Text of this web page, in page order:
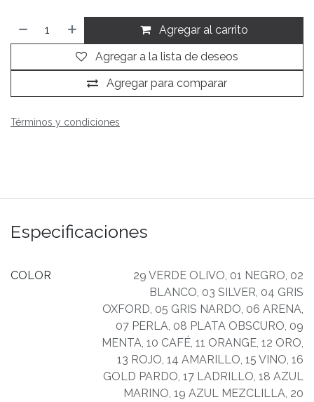
Agregar al carrito
Agregar para comparar
Agregar a la lista de deseos
Términos y condiciones
Especificaciones
COLOR 29 VERDE OLIVO, 01 NEGRO, 02
BLANCO, 03 SILVER, 04 GRIS
OXFORD, 05 GRIS NARDO, 06 ARENA,
07 PERLA, 08 PLATA OBSCURO, 09
MENTA, 10 CAFÉ, 11 ORANGE, 12 ORO,
13 ROJO, 14 AMARILLO, 15 VINO, 16
GOLD PARDO, 17 LADRILLO, 18 AZUL
MARINO, 19 AZUL MEZCLILLA, 20